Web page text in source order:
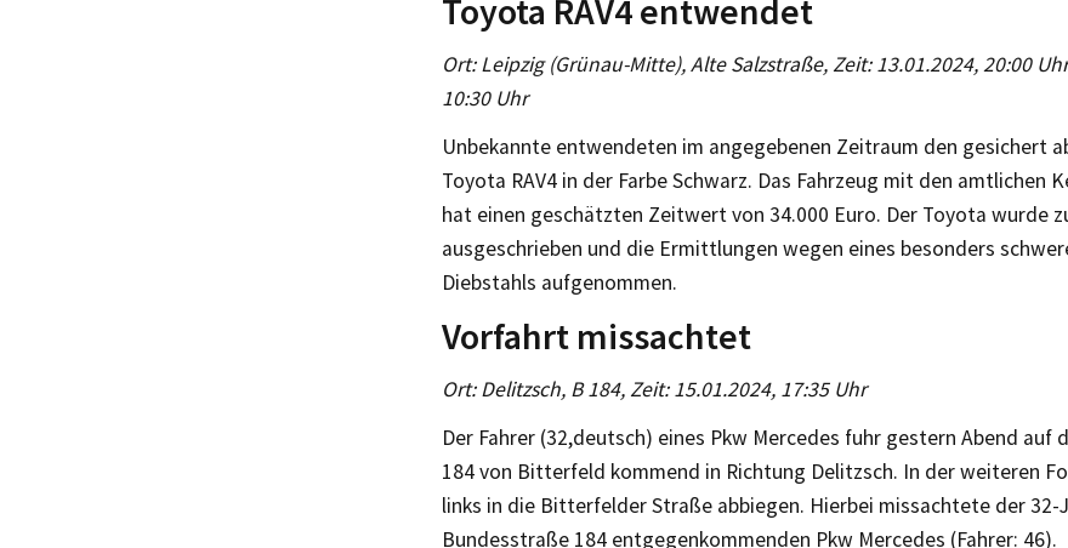
Toyota RAV4 entwendet
Ort: Leipzig (Grünau-Mitte), Alte Salzstraße, Zeit: 13.01.2024, 20:00
10:30 Uhr
Unbekannte entwendeten im angegebenen Zeitraum den gesichert
Toyota RAV4 in der Farbe Schwarz. Das Fahrzeug mit den amtlichen
hat einen geschätzten Zeitwert von 34.000 Euro. Der Toyota wurde
ausgeschrieben und die Ermittlungen wegen eines besonders
Diebstahls aufgenommen.
Vorfahrt missachtet
Ort: Delitzsch, B 184, Zeit: 15.01.2024, 17:35 Uhr
Der Fahrer (32,deutsch) eines Pkw Mercedes fuhr gestern Abend auf
184 von Bitterfeld kommend in Richtung Delitzsch. In der weiteren
links in die Bitterfelder Straße abbiegen. Hierbei missachtete der 32-
Bundesstraße 184 entgegenkommenden Pkw Mercedes (Fahrer: 46).